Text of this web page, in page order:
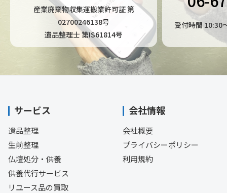
産業廃棄物収集運搬業許可証 第
02700246138号
遺品整理士 第IS61814号
受付時間 10:30
サービス
遺品整理
生前整理
仏壇処分・供養
供養代行サービス
リユース品の買取
会社情報
会社概要
プライバシーポリシー
利用規約